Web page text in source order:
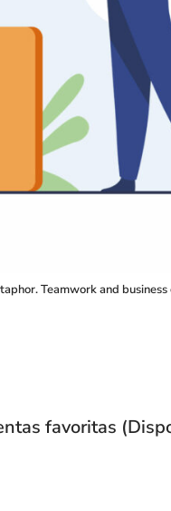
Teamwork and
favoritas